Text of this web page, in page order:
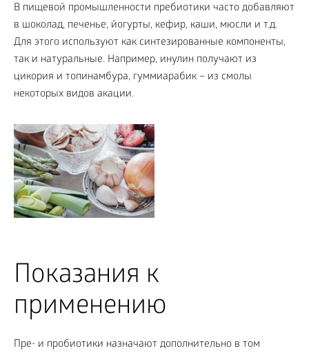
В пищевой промышленности пребиотики часто добавляют
в шоколад, печенье, йогурты, кефир, каши, мюсли и т.д.
Для этого используют как синтезированные компоненты,
так и натуральные. Например, инулин получают из
цикория и топинамбура, гуммиарабик – из смолы
некоторых видов акации.
Показания к
применению
Пре- и пробиотики назначают дополнительно в том